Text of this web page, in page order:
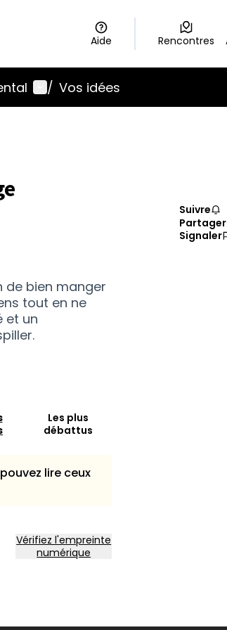
Aide Rencontres
Menu utilisateur
/ Vos idées
de bien manger
tout en ne
et un
Suivre
Partager
Signaler
Les plus
débattus
lire ceux
Vérifiez l'empreinte
numérique